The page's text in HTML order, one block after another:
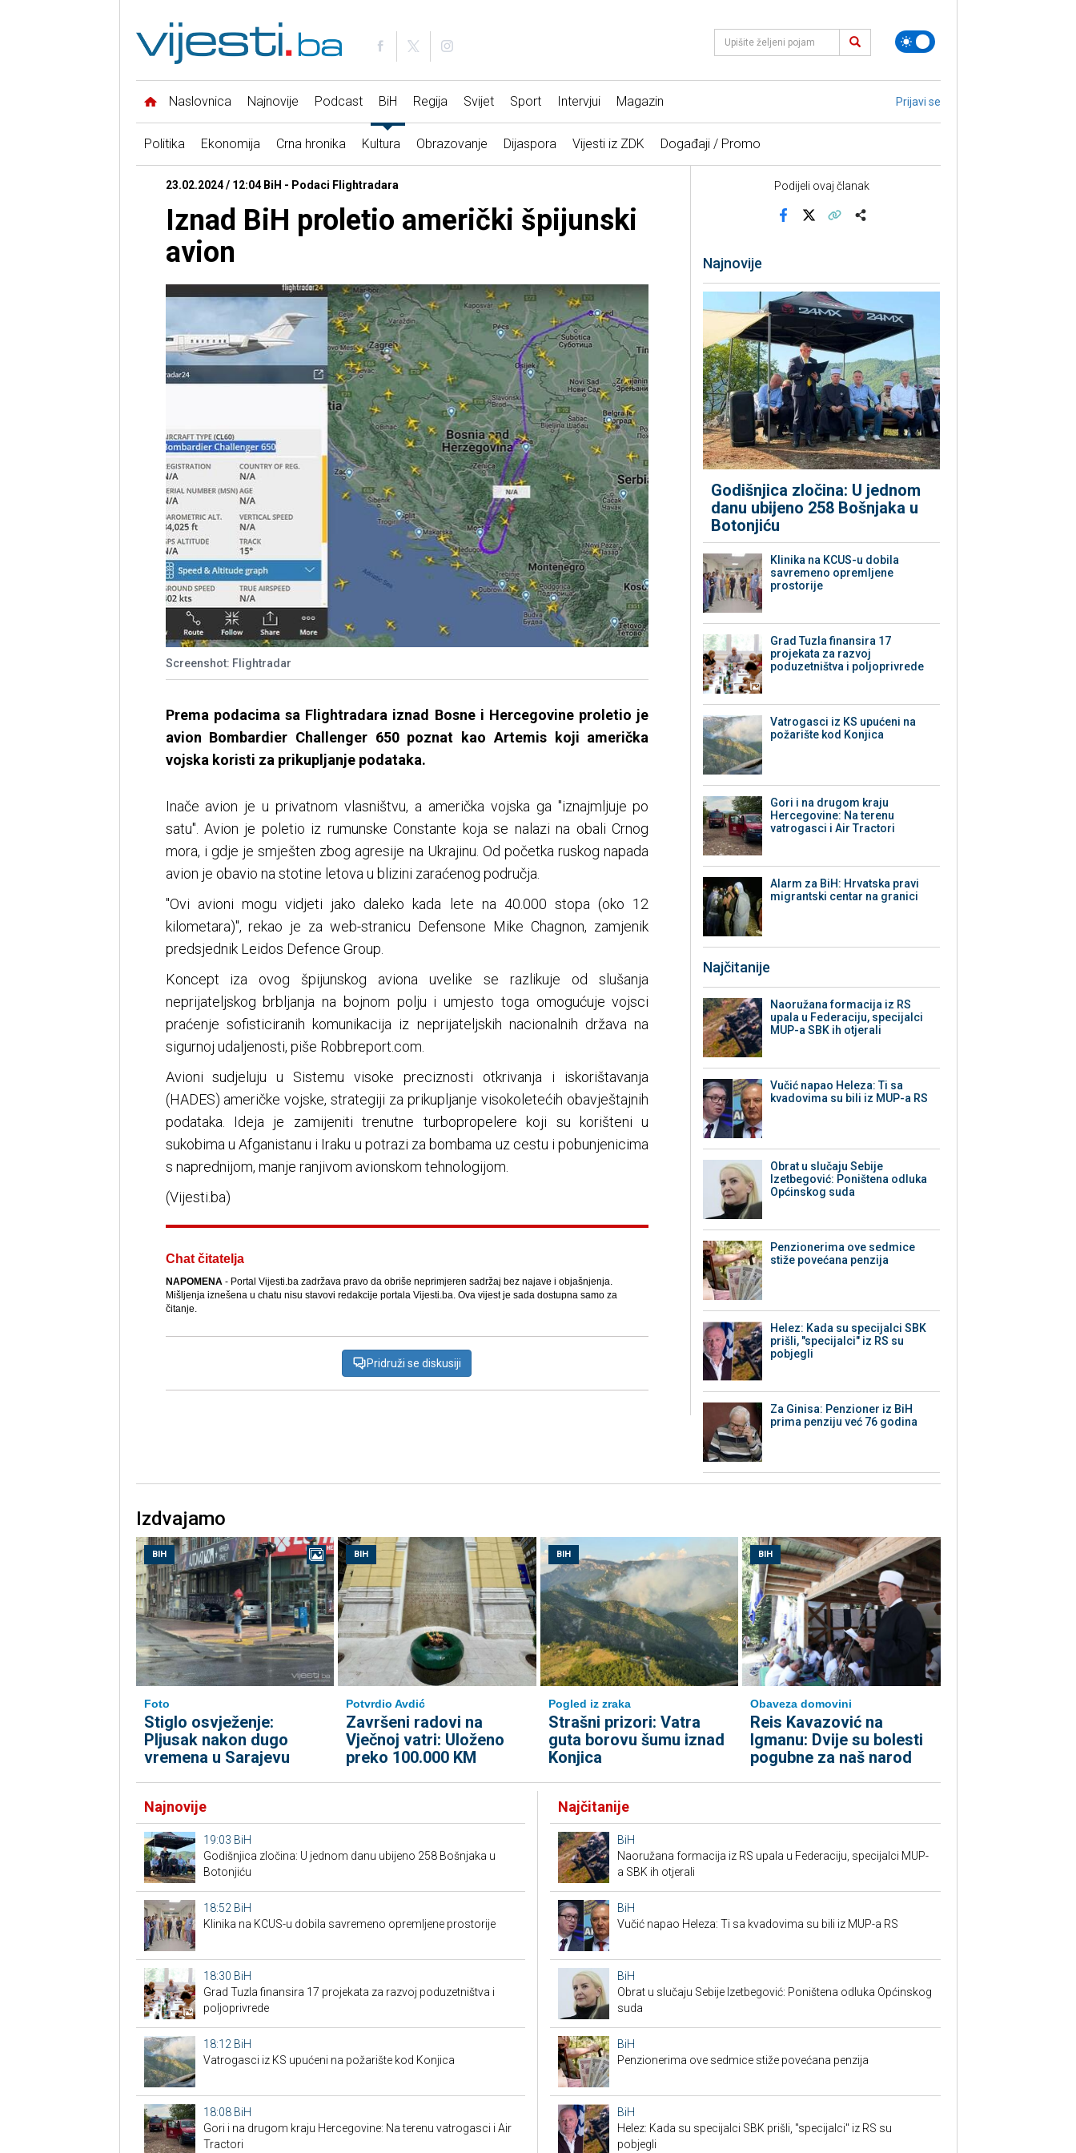
Naslovnica Najnovije Podcast BiH Regija Svijet Sport Intervjui Magazin Prijavi se
Politika Ekonomija Crna hronika Kultura Obrazovanje Dijaspora Vijesti iz ZDK Događaji / Promo
23.02.2024 / 12:04 BiH - Podaci Flightradara
Iznad BiH proletio američki špijunski
avion
Screenshot: Flightradar
Prema podacima sa Flightradara iznad Bosne i Hercegovine proletio je
avion Bombardier Challenger 650 poznat kao Artemis koji američka
vojska koristi za prikupljanje podataka.
Inače avion je u privatnom vlasništvu, a američka vojska ga "iznajmljuje po
satu". Avion je poletio iz rumunske Constante koja se nalazi na obali Crnog
mora, i gdje je smješten zbog agresije na Ukrajinu. Od početka ruskog napada
avion je obavio na stotine letova u blizini zaraćenog područja.
"Ovi avioni mogu vidjeti jako daleko kada lete na 40.000 stopa (oko 12
kilometara)", rekao je za web-stranicu Defensone Mike Chagnon, zamjenik
predsjednik Leidos Defence Group.
Koncept iza ovog špijunskog aviona uvelike se razlikuje od slušanja
neprijateljskog brbljanja na bojnom polju i umjesto toga omogućuje vojsci
praćenje sofisticiranih komunikacija iz neprijateljskih nacionalnih država na
sigurnoj udaljenosti, piše Robbreport.com.
Avioni sudjeluju u Sistemu visoke preciznosti otkrivanja i iskorištavanja
(HADES) američke vojske, strategiji za prikupljanje visokoletećih obavještajnih
podataka. Ideja je zamijeniti trenutne turbopropelere koji su korišteni u
sukobima u Afganistanu i Iraku u potrazi za bombama uz cestu i pobunjenicima
s naprednijom, manje ranjivom avionskom tehnologijom.
(Vijesti.ba)
Chat čitatelja
NAPOMENA- Portal Vijesti.ba zadržava pravo da obriše neprimjeren sadržaj bez najave i objašnjenja.
Mišljenja iznešena u chatu nisu stavovi redakcije portala Vijesti.ba. Ova vijest je sada dostupna samo za
čitanje.
Pridruži se diskusiji
Podijeli ovaj članak
Najnovije
Godišnjica zločina: U jednom
danu ubijeno 258 Bošnjaka u
Botonjiću
Klinika na KCUS-u dobila
savremeno opremljene
prostorije
Grad Tuzla finansira 17
projekata za razvoj
poduzetništva i poljoprivrede
Vatrogasci iz KS upućeni na
požarište kod Konjica
Gori i na drugom kraju
Hercegovine: Na terenu
vatrogasci i Air Tractori
Alarm za BiH: Hrvatska pravi
migrantski centar na granici
Najčitanije
Naoružana formacija iz RS
upala u Federaciju, specijalci
MUP-a SBK ih otjerali
Vučić napao Heleza: Ti sa
kvadovima su bili iz MUP-a RS
Obrat u slučaju Sebije
Izetbegović: Poništena odluka
Općinskog suda
Penzionerima ove sedmice
stiže povećana penzija
Helez: Kada su specijalci SBK
prišli, "specijalci" iz RS su
pobjegli
Za Ginisa: Penzioner iz BiH
prima penziju već 76 godina
Izdvajamo
BIH
Foto
Stiglo osvježenje:
Pljusak nakon dugo
vremena u Sarajevu
BIH
Potvrdio Avdić
Završeni radovi na
Vječnoj vatri: Uloženo
preko 100.000 KM
BIH
Pogled iz zraka
Strašni prizori: Vatra
guta borovu šumu iznad
Konjica
BIH
Obaveza domovini
Reis Kavazović na
Igmanu: Dvije su bolesti
pogubne za naš narod
Najnovije
19:03 BiH
Godišnjica zločina: U jednom danu ubijeno 258 Bošnjaka u
Botonjiću
18:52 BiH
Klinika na KCUS-u dobila savremeno opremljene prostorije
18:30 BiH
Grad Tuzla finansira 17 projekata za razvoj poduzetništva i
poljoprivrede
18:12 BiH
Vatrogasci iz KS upućeni na požarište kod Konjica
18:08 BiH
Gori i na drugom kraju Hercegovine: Na terenu vatrogasci i Air
Tractori
Najčitanije
BiH
Naoružana formacija iz RS upala u Federaciju, specijalci MUP-
a SBK ih otjerali
BiH
Vučić napao Heleza: Ti sa kvadovima su bili iz MUP-a RS
BiH
Obrat u slučaju Sebije Izetbegović: Poništena odluka Općinskog
suda
BiH
Penzionerima ove sedmice stiže povećana penzija
BiH
Helez: Kada su specijalci SBK prišli, "specijalci" iz RS su
pobjegli